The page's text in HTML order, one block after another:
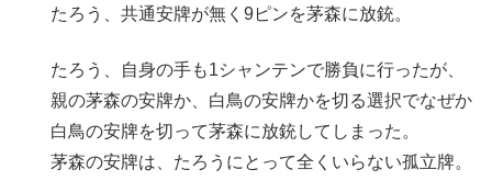
たろう、共通安牌が無く9ピンを茅森に放銃。
たろう、自身の手も1シャンテンで勝負に行ったが、
親の茅森の安牌か、白鳥の安牌かを切る選択でなぜか
白鳥の安牌を切って茅森に放銃してしまった。
茅森の安牌は、たろうにとって全くいらない孤立牌。